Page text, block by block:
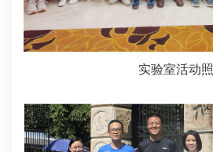
实验室活动照